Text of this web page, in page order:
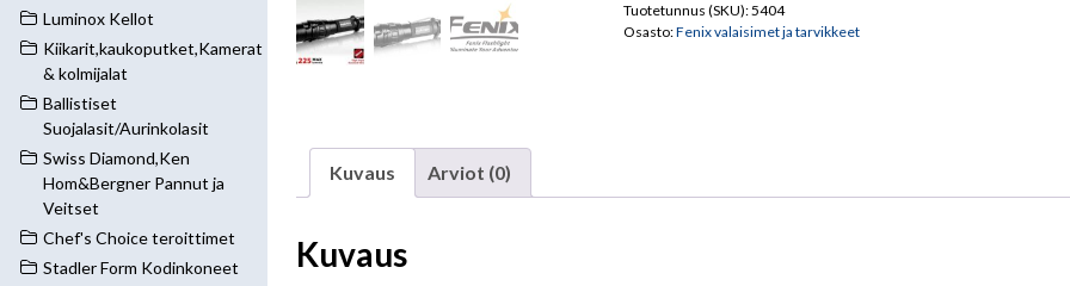
Luminox Kellot
Kiikarit,kaukoputket,Kamerat
& kolmijalat
Ballistiset
Suojalasit/Aurinkolasit
Swiss Diamond,Ken
Hom&Bergner Pannut ja
Veitset
Chef's Choice teroittimet
Stadler Form Kodinkoneet
Tuotetunnus (SKU):5404
Osasto:Fenix valaisimet ja tarvikkeet
Kuvaus Arviot (0)
Kuvaus